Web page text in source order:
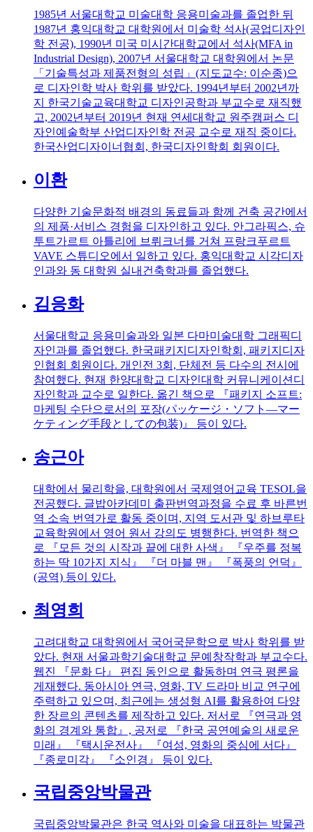
1985년 서울대학교 미술대학 응용미술과를 졸업한 뒤
1987년 홍익대학교 대학원에서 미술학 석사(공업디자인
학 전공), 1990년 미국 미시간대학교에서 석사(MFA in
Industrial Design), 2007년 서울대학교 대학원에서 논문
「기술특성과 제품전형의 성립」(지도교수: 이순종)으
로 디자인학 박사 학위를 받았다. 1994년부터 2002년까
지 한국기술교육대학교 디자인공학과 부교수로 재직했
고, 2002년부터 2019년 현재 연세대학교 원주캠퍼스 디
자인예술학부 산업디자인학 전공 교수로 재직 중이다.
한국산업디자이너협회, 한국디자인학회 회원이다.
이환
다양한 기술문화적 배경의 동료들과 함께 건축 공간에서
의 제품·서비스 경험을 디자인하고 있다. 안그라픽스, 슈
투트가르트 아틀리에 브뤼크너를 거쳐 프랑크푸르트
VAVE 스튜디오에서 일하고 있다. 홍익대학교 시각디자
인과와 동 대학원 실내건축학과를 졸업했다.
김응화
서울대학교 응용미술과와 일본 다마미술대학 그래픽디
자인과를 졸업했다. 한국패키지디자인학회, 패키지디자
인협회 회원이다. 개인전 3회, 단체전 등 다수의 전시에
참여했다. 현재 한양대학교 디자인대학 커뮤니케이션디
자인학과 교수로 일한다. 옮긴 책으로 『패키지 소프트:
마케팅 수단으로서의 포장(パッケージ・ソフト―マー
ケティング手段としての包装)』 등이 있다.
송근아
대학에서 물리학을, 대학원에서 국제영어교육 TESOL을
전공했다. 글밥아카데미 출판번역과정을 수료 후 바른번
역 소속 번역가로 활동 중이며, 지역 도서관 및 하브루타
교육학원에서 영어 원서 강의도 병행한다. 번역한 책으
로 『모든 것의 시작과 끝에 대한 사색』 『우주를 정복
하는 딱 10가지 지식』 『더 마블 맨』 『폭풍의 언덕』
(공역) 등이 있다.
최영희
고려대학교 대학원에서 국어국문학으로 박사 학위를 받
았다. 현재 서울과학기술대학교 문예창작학과 부교수다.
웹진 『문화 다』 편집 동인으로 활동하며 연극 평론을
게재했다. 동아시아 연극, 영화, TV 드라마 비교 연구에
주력하고 있으며, 최근에는 생성형 AI를 활용하여 다양
한 장르의 콘텐츠를 제작하고 있다. 저서로 『연극과 영
화의 경계와 통합』, 공저로 『한국 공연예술의 새로운
미래』 『택시운전사』 『여성, 영화의 중심에 서다』
『종로미각』 『소인경』 등이 있다.
국립중앙박물관
국립중앙박물관은 한국 역사와 미술을 대표하는 박물관